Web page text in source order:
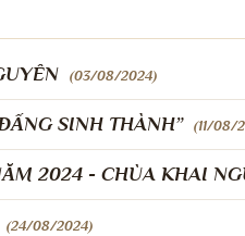
(03/08/2024)
SINH THÀNH” (11/08/
2024 - CHÙA KHAI
(24/08/2024)